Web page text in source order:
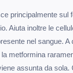
principalmente sul
Aiuta inoltre le
nel sangue. A
metformina
assunta da sola.